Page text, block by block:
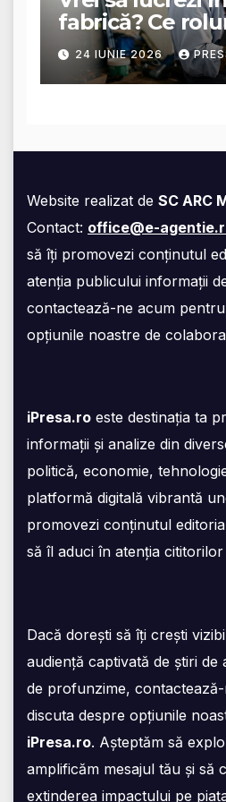
fabrică? Ce
disponibile și ce
acestea
24 IUNIE 2026
Website realizat de SC ARC
Contact: office@e-
să îți promovezi conținutul
atenția publicului informații
contactează-ne acum
opțiunile noastre de
iPresa.ro este destinația ta
informații și analize din
politică, economie,
platformă digitală vibrantă
promovezi conținutul
să îl aduci în atenția
Dacă dorești să îți crești
audiență captivată de știri de
de profunzime,
discuta despre opțiunile
iPresa.ro. Așteptăm să
amplificăm mesajul tău și să
extinderea impactului pe